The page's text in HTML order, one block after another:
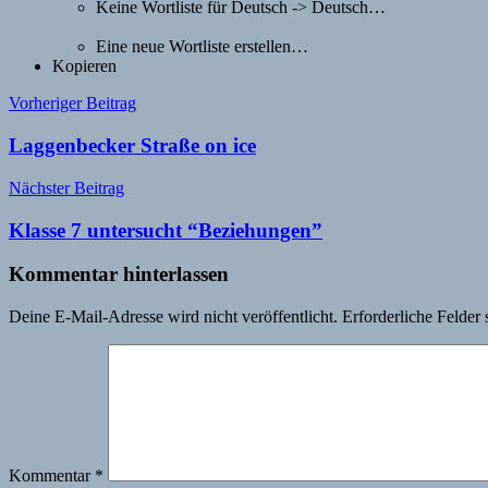
Keine Wortliste für Deutsch -> Deutsch…
Eine neue Wortliste erstellen…
Kopieren
Beitragsnavigation
Vorheriger Beitrag
Laggenbecker Straße on ice
Nächster Beitrag
Klasse 7 untersucht “Beziehungen”
Kommentar hinterlassen
Deine E-Mail-Adresse wird nicht veröffentlicht. Erforderliche Felder
Kommentar *